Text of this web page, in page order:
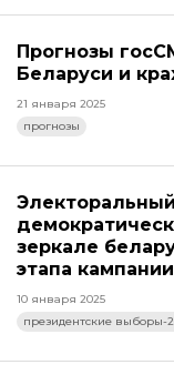
Прогнозы
Беларуси и
21 января 2025
прогнозы
зеркале
этапа кампании
10 января 2025
президентские выборы-